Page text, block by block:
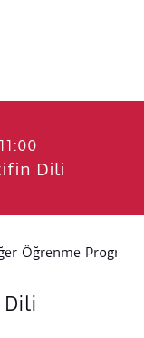
Dili
Öğrenme
Dili